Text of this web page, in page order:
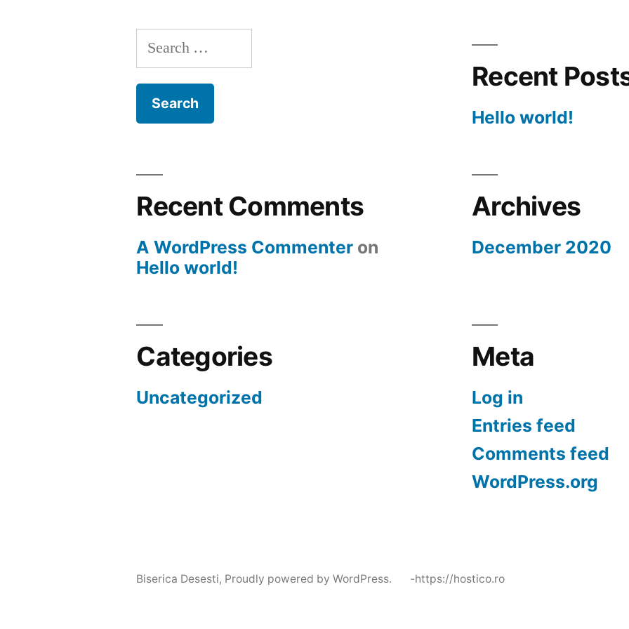
Search
for:
Recent
Hello world!
Recent Comments
A WordPress Commenter on
Hello world!
Archives
December 2020
Categories
Uncategorized
Meta
Log in
Entries feed
Comments feed
WordPress.org
Biserica Desesti, Proudly powered by WordPress. -https://hostico.ro